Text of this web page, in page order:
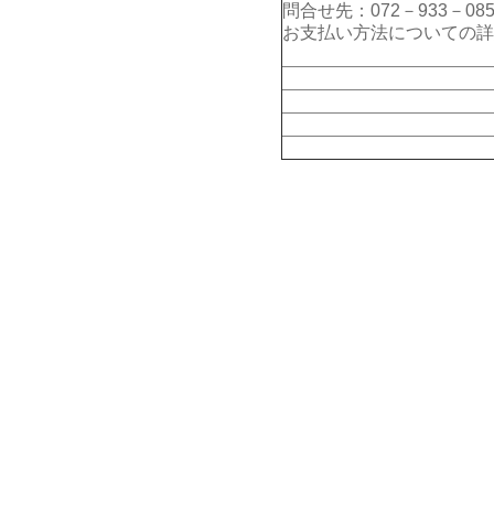
問合せ先：072－933－
お支払い方法についての